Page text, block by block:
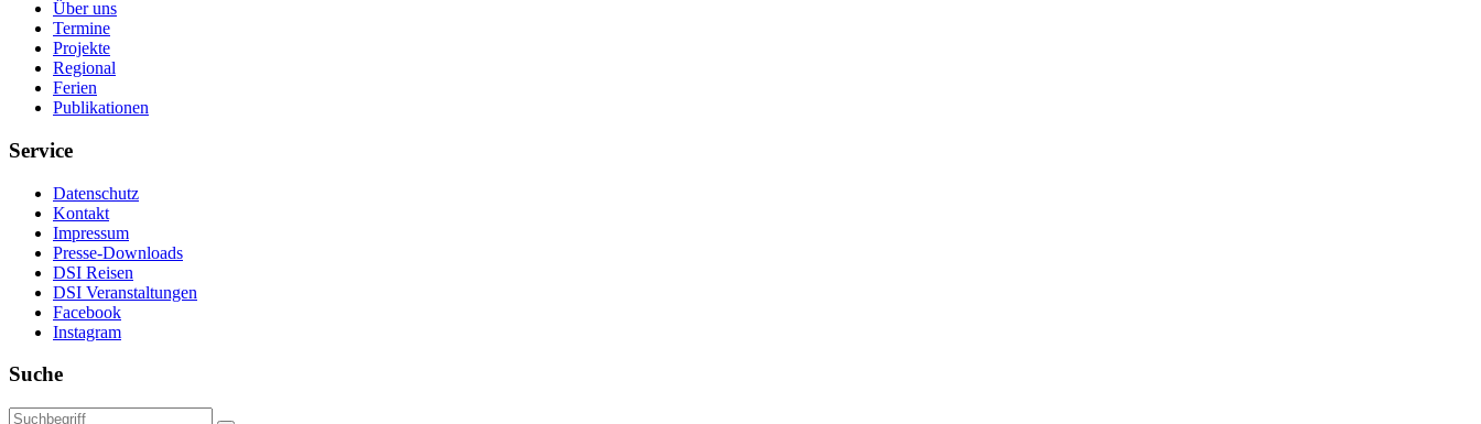
Über uns
Termine
Projekte
Regional
Ferien
Publikationen
Service
Datenschutz
Kontakt
Impressum
Presse-Downloads
DSI Reisen
DSI Veranstaltungen
Facebook
Instagram
Suche